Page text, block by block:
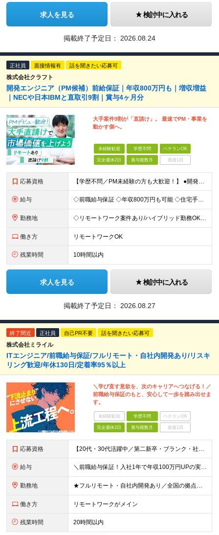
求人を見る 検討中に入れる
掲載終了予定日： 2026.08.24
正社員 面接情報有 話を聞きたい応募可
株式会社クラフト
開発エンジニア（PM候補）前給保証｜年収800万円も｜増収増益
｜NECや日本IBMと直取引9割｜賞与4ヶ月分
大手案件9割が「直請け」。 最速でPM・事業を
動かす側へ。
未経験歓迎 学歴不問 ベテランOK
完全週休2日 賞与複数月 面接1回
応募資格 【学歴不問／PM未経験の方も大歓迎！】 ●開発エンジニアとしての実務経験をお持ちの方 ～採用担当者より～ 「PM経験が一切ない」という方もご心配なく！ 面接で一番大切にしているのは「これまでどんな業
給与 ◇前職給与保証 ◇年収800万円も可能 ◇住宅手当・賞与年間4か月支給実績あり＋業績により、別途決算賞与あり 【PM・PL候補】 数名規模のチームでの進捗管理や、後輩・メンバーの指導・フォロー経験が
勤務地 ◇リモートワーク案件あり/ハイブリッド勤務OK 【本社】東京都豊島区高田3-14-29 KDX高田馬場ビル2F ┗都内、神奈川県のプロジェクト先での勤務もございます。 ＜プロジェクト先エリア例＞
働き方 リモートワークOK
残業時間 10時間以内
求人を見る 検討中に入れる
掲載終了予定日： 2026.08.27
終了間近 正社員 自己PR不要 話を聞きたい応募可
株式会社ミライル
ITエンジニア/前職給与保証/フルリモート・自社内開発あり/リスキ
リング歓迎/年休130日/定着率95％以上
＼学び直す意欲を、次のキャリアへつなげる！／
前職給与保証のもと、安心して一歩を踏み出せま
す。
未経験歓迎 学歴不問 ベテランOK
完全週休2日 賞与複数月 面接1回
応募資格 【20代・30代活躍中／第二新卒・ブランク・社会人経験10年以上も歓迎】 ＜応募条件＞ ◇学歴不問 ◇IT業界での実務経験をお持ちの方（年数不問） ※以下いずれかのご経験を想定しています └テスター
給与 ＼前職給与保証！入社1年で年収100万円UPの実績あり／ ＜経験2年未満の方＞ 月給30万円～35万円 ＜経験2年以上の方＞ 月給35万円～45万円 ＜PM/PL経験のある方＞ 月給70万円～1
勤務地 ★フルリモート・自社内開発あり／全国の拠点で募集中！ 北海道、宮城県、新潟県、東京都、大阪府、福岡県、沖縄県にある各拠点 ※様々な企業の現場で、当社プロジェクトに加わり業務を行っていただきます。 ※希
働き方 リモートワークがメイン
残業時間 20時間以内